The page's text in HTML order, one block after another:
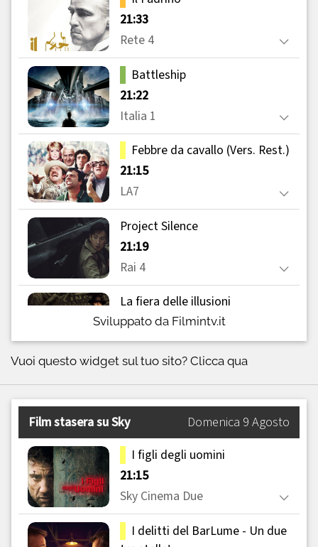
Sviluppato da Filmintv.it
Vuoi questo widget sul tuo sito? Clicca qua